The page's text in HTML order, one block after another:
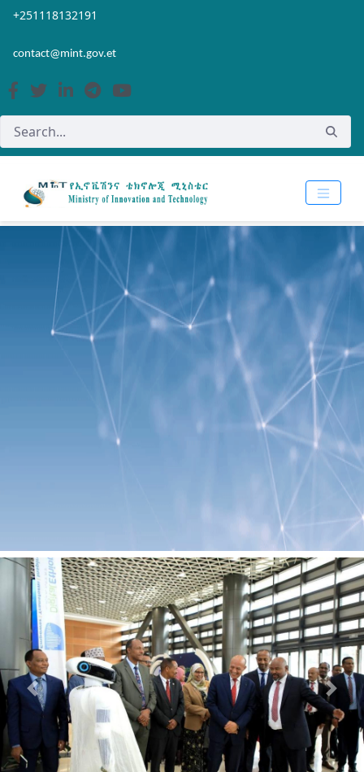
Skip to Main Content
Open Accessibility Menu
+251118132191
contact@mint.gov.et
Previous Next